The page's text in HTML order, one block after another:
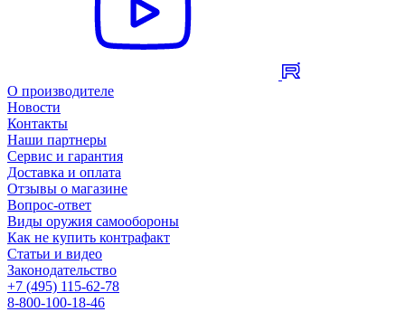
О производителе
Новости
Контакты
Наши партнеры
Сервис и гарантия
Доставка и оплата
Отзывы о магазине
Вопрос-ответ
Виды оружия самообороны
Как не купить контрафакт
Статьи и видео
Законодательство
+7 (495) 115-62-78
8-800-100-18-46